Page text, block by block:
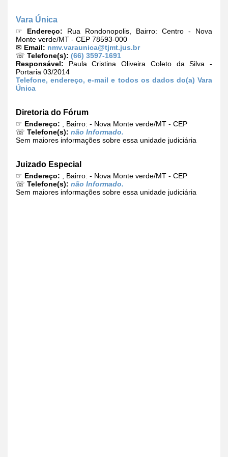
Vara Única
☞ Endereço: Rua Rondonopolis, Bairro: Centro - Nova
Monte verde/MT - CEP 78593-000
✉ Email: nmv.varaunica@tjmt.jus.br
☏ Telefone(s): (66) 3597-1691
Responsável: Paula Cristina Oliveira Coleto da Silva -
Portaria 03/2014
Telefone, endereço, e-mail e todos os dados do(a) Vara
Única
Diretoria do Fórum
☞ Endereço: , Bairro: - Nova Monte verde/MT - CEP
☏ Telefone(s): não Informado.
Sem maiores informações sobre essa unidade judiciária
Juizado Especial
☞ Endereço: , Bairro: - Nova Monte verde/MT - CEP
☏ Telefone(s): não Informado.
Sem maiores informações sobre essa unidade judiciária